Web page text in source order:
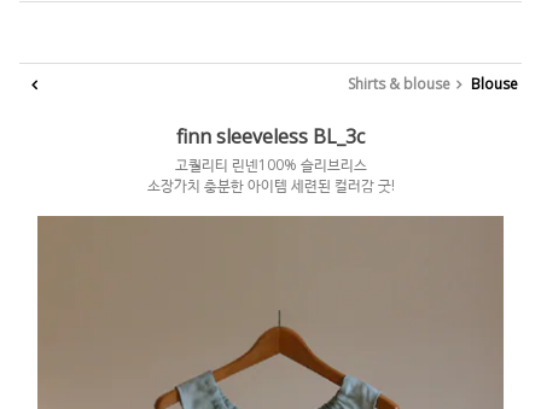
Shirts & blouse Blouse
finn sleeveless BL_3c
고퀄리티 린넨100% 슬리브리스
소장가치 충분한 아이템 세련된 컬러감 굿!